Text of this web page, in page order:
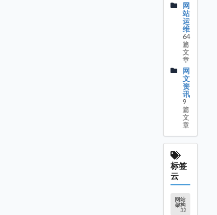
网
站
运
维
64
篇
文
章
网
文
资
讯
9
篇
文
章
标签
云
网站
架构
32